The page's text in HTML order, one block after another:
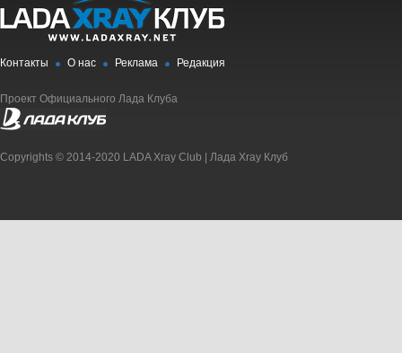
Контакты О нас Реклама Редакция
Проект Официального Лада Клуба
Copyrights © 2014-2020 LADA Xray Club | Лада Xray Клуб